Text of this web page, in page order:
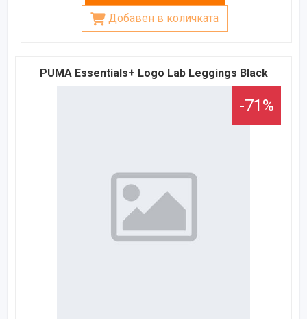
Добавен в количката
PUMA Essentials+ Logo Lab Leggings Black
-71%